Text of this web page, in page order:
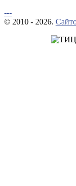
---
© 2010 - 2026.